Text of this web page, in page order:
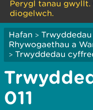
Perygl tanau
diogelwch.
Hafan >
Rhywogaethau a
> Trwyddedau
011